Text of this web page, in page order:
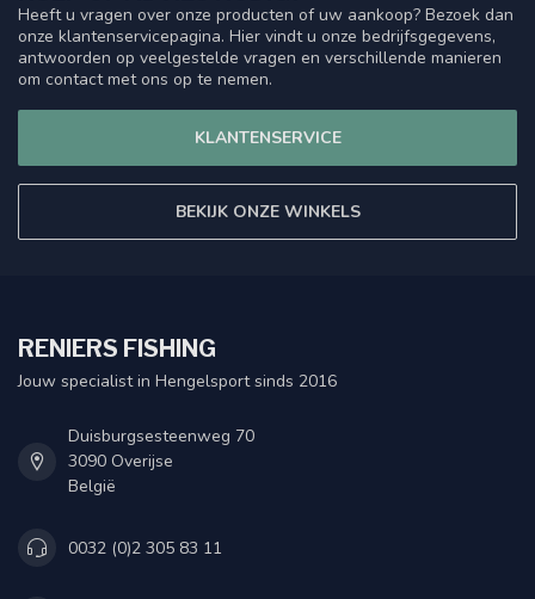
Heeft u vragen over onze producten of uw aankoop? Bezoek dan
onze klantenservicepagina. Hier vindt u onze bedrijfsgegevens,
antwoorden op veelgestelde vragen en verschillende manieren
om contact met ons op te nemen.
KLANTENSERVICE
BEKIJK ONZE WINKELS
RENIERS FISHING
Jouw specialist in Hengelsport sinds 2016
Duisburgsesteenweg 70
3090 Overijse
België
0032 (0)2 305 83 11